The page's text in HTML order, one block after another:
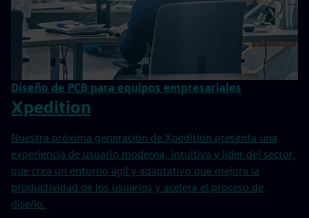
Diseño de PCB para equipos empresariales
Xpedition
Nuestra próxima generación de Xpedition presenta una
experiencia de usuario moderna, intuitiva y líder del sector,
que crea un entorno ágil y adaptativo que mejora la
productividad de los usuarios y acelera el proceso de
diseño.